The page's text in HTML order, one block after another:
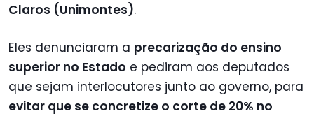
Claros (Unimontes).
Eles denunciaram a precarização do ensino
superior no Estado e pediram aos deputados
que sejam interlocutores junto ao governo, para
evitar que se concretize o corte de 20% no